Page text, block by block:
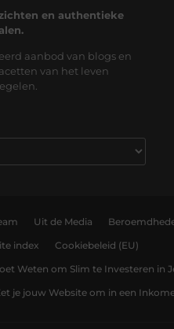
en authentieke
aanbod van blogs en
van het leven
Uit de Media
index Cookiebeleid (EU)
Weten om Slim te Investeren in
je jouw Website om in een